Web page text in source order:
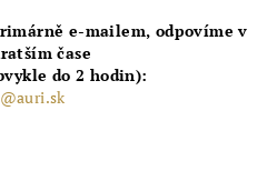
e-mailem, odpovíme v
čase
do 2 hodin):